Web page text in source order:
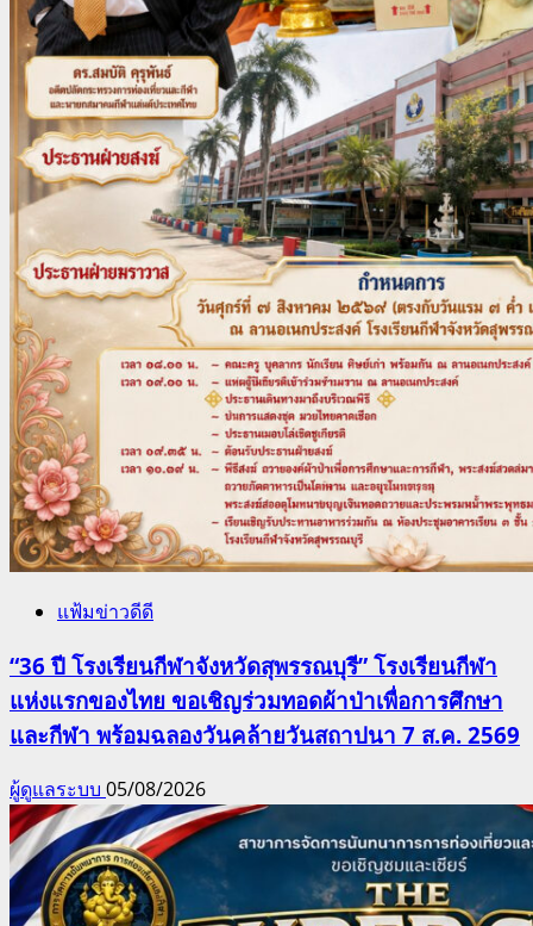
แฟ้มข่าวดีดี
“36 ปี โรงเรียนกีฬาจังหวัดสุพรรณบุรี” โรงเรียนกีฬา
แห่งแรกของไทย ขอเชิญร่วมทอดผ้าป่าเพื่อการศึกษา
และกีฬา พร้อมฉลองวันคล้ายวันสถาปนา 7 ส.ค. 2569
ผู้ดูแลระบบ 05/08/2026